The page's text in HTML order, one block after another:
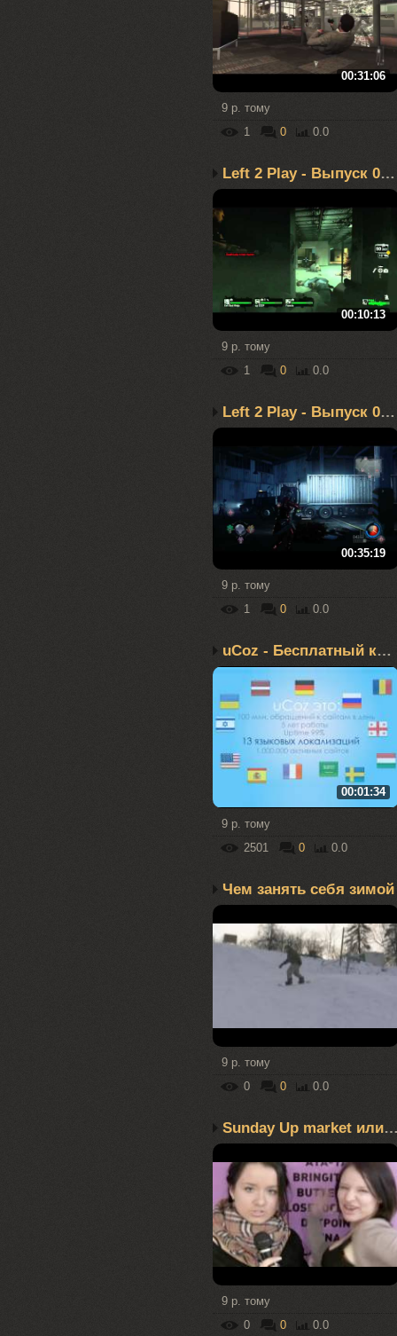
00:31:06
9 р. тому
1
0 0.0
Left 2 Play - Выпуск 02...
00:10:13
9 р. тому
1
0 0.0
Left 2 Play - Выпуск 03...
00:35:19
9 р. тому
1
0 0.0
uCoz - Бесплатный конст...
00:01:34
9 р. тому
2501
0 0.0
Чем занять себя зимой
9 р. тому
0
0 0.0
Sunday Up market
9 р. тому
0
0 0.0